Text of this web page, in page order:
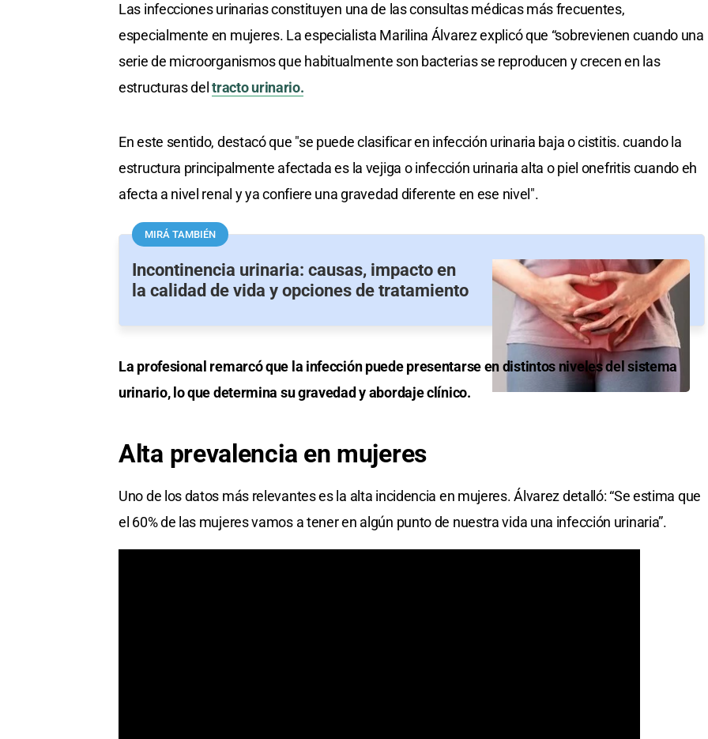
Las infecciones urinarias constituyen una de las consultas médicas más frecuentes,
especialmente en mujeres. La especialista Marilina Álvarez explicó que “sobrevienen cuando una
serie de microorganismos que habitualmente son bacterias se reproducen y crecen en las
estructuras deltracto urinario.
En este sentido, destacó que "se puede clasificar en infección urinaria baja o cistitis. cuando la
estructura principalmente afectada es la vejiga o infección urinaria alta o piel onefritis cuando eh
afecta a nivel renal y ya confiere una gravedad diferente en ese nivel".
MIRÁ TAMBIÉN
Incontinencia urinaria: causas, impacto en
la calidad de vida y opciones de tratamiento
La profesional remarcó que la infección puede presentarse en distintos niveles del sistema
urinario, lo que determina su gravedad y abordaje clínico.
Alta prevalencia en mujeres
Uno de los datos más relevantes es la alta incidencia en mujeres. Álvarez detalló: “Se estima que
el 60% de las mujeres vamos a tener en algún punto de nuestra vida una infección urinaria”.